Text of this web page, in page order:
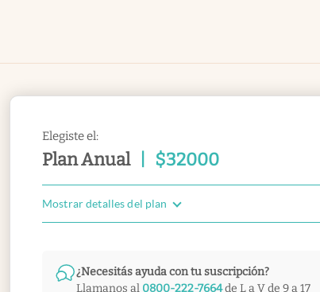
Elegiste el:
Plan Anual $32000
Mostrar detalles del plan
¿Necesitás ayuda con tu suscripción?
Llamanos al 0800-222-7664de L a V de 9 a 17